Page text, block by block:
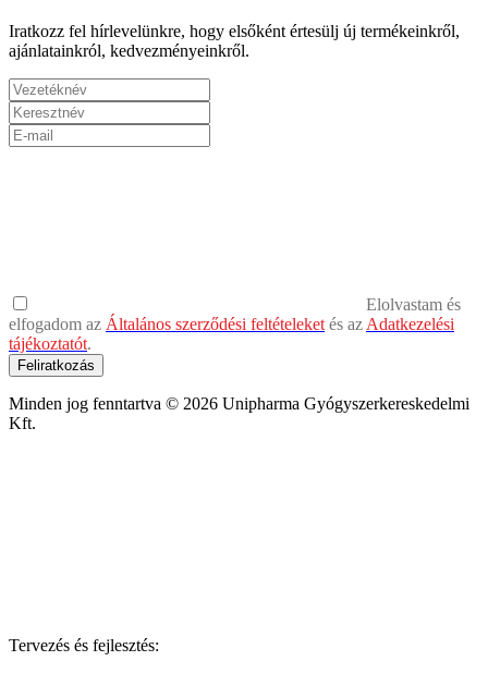
Iratkozz fel hírlevelünkre, hogy elsőként értesülj új termékeinkről,
ajánlatainkról, kedvezményeinkről.
Elolvastam és
elfogadom az Általános szerződési feltételeket és az Adatkezelési
tájékoztatót.
Feliratkozás
Minden jog fenntartva © 2026 Unipharma Gyógyszerkereskedelmi
Kft.
Tervezés és fejlesztés: